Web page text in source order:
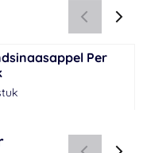
Per